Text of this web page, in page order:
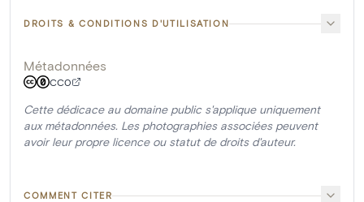
DROITS & CONDITIONS D'UTILISATION
Métadonnées
CC0
Cette dédicace au domaine public s'applique uniquement
aux métadonnées. Les photographies associées peuvent
avoir leur propre licence ou statut de droits d'auteur.
COMMENT CITER